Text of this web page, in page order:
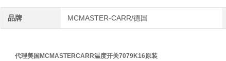
品牌 MCMASTER-CARR/德国
代理美国MCMASTERCARR温度开关7079K16原装